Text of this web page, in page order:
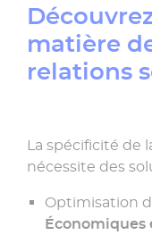
matière
relations
La spécificité de
nécessite des
Optimisation
Économiques